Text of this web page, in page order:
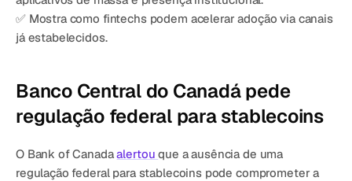
✅ Mostra como fintechs podem acelerar adoção via canais
já estabelecidos.
Banco Central do Canadá pede
regulação federal para stablecoins
O Bank of Canada alertou que a ausência de uma
regulação federal para stablecoins pode comprometer a